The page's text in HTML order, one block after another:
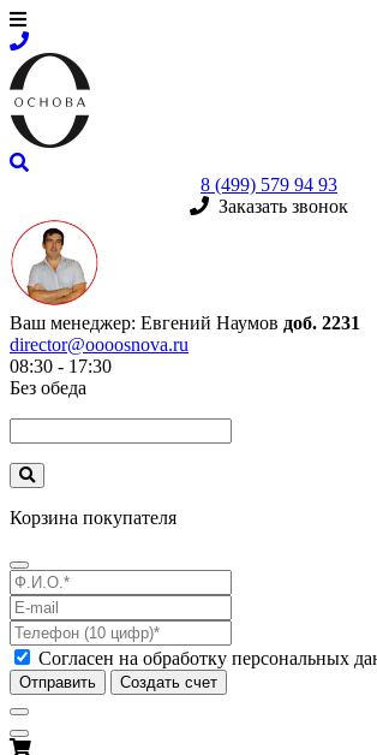
8 (499) 579 94 93
Заказать звонок
Ваш менеджер: Евгений Наумов доб. 2231
director@oooosnova.ru
08:30 - 17:30
Без обеда
Корзина покупателя
Согласен на обработку персональных
Отправить Создать счет